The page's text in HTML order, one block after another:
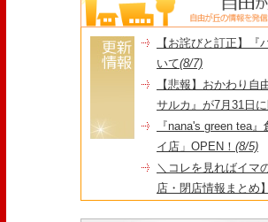
【お詫びと訂正】
いて(8/7)
【悲報】おかわり
サルカ』が7月31日
『nana's green tea
イ店」OPEN！ (8/5)
＼コレを見ればイマ
店・閉店情報まとめ】